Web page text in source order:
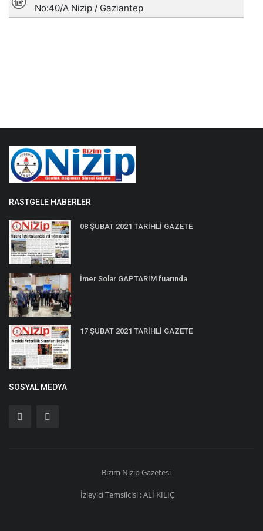
RASTGELE HABERLER
08 ŞUBAT 2021 TARİHLİ GAZETE
İmer Solar GAPTARIM fuarında
17 ŞUBAT 2021 TARİHLİ GAZETE
SOSYAL MEDYA
Bizim NizipGazetesi
İzleyici Temsilcisi : ALİ KILIÇ